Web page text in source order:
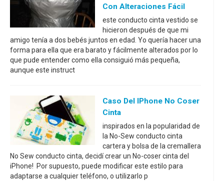
Con Alteraciones Fácil
este conducto cinta vestido se
hicieron después de que mi
amigo tenía a dos bebés juntos en edad. Yo quería hacer una
forma para ella que era barato y fácilmente alterados por lo
que pude entender como ella consiguió más pequeña,
aunque este instruct
Caso Del IPhone No Coser
Cinta
inspirados en la popularidad de
la No-Sew conducto cinta
cartera y bolsa de la cremallera
No Sew conducto cinta, decidí crear un No-coser cinta del
iPhone! Por supuesto, puede modificar este estilo para
adaptarse a cualquier teléfono, o utilizarlo p